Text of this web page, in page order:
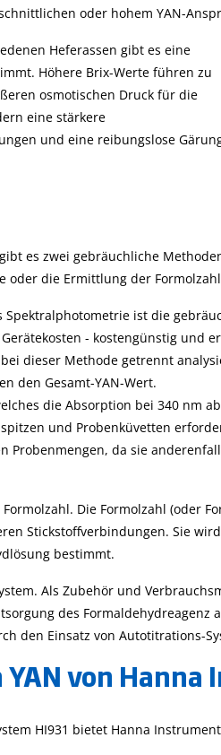
oder hohem YAN-
Heferassen gibt es eine
Höhere Brix-Werte führen zu
osmotischen Druck für die
eine stärkere
und eine reibungslose
es zwei gebräuchliche
oder die Ermittlung der
Spektralphotometrie ist die
- kostengünstig und
dieser Methode getrennt
den Gesamt-YAN-Wert.
die Absorption bei 340 nm
und Probenküvetten
da sie
Die Formolzahl (oder
Stickstoffverbindungen. Sie
bestimmt.
Als Zubehör und
des Formaldehydreagenz
den Einsatz von Autotitrations-
von
HI931 bietet Hanna